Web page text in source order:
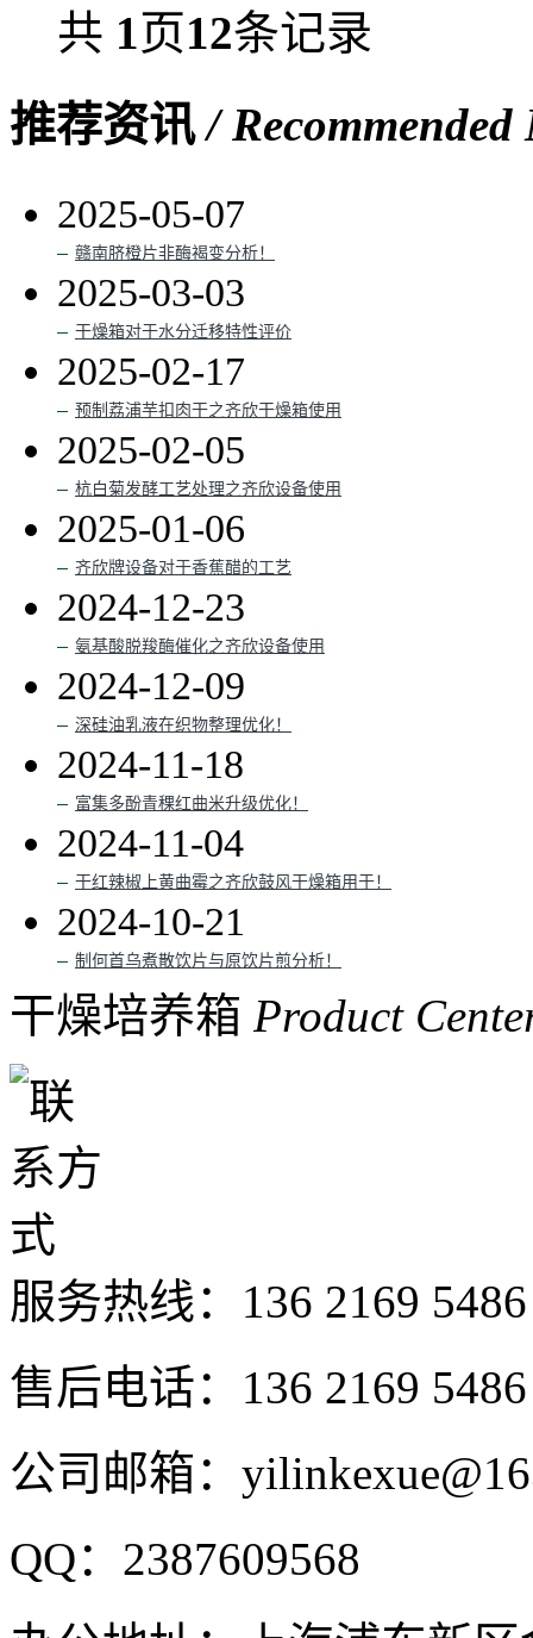
共 1页12条记录
推荐资讯/ Recommended
2025-05-07
赣南脐橙片非酶褐变分析！
2025-03-03
干燥箱对于水分迁移特性评价
2025-02-17
预制荔浦芋扣肉干之齐欣干燥箱使用
2025-02-05
杭白菊发酵工艺处理之齐欣设备使用
2025-01-06
齐欣牌设备对于香蕉醋的工艺
2024-12-23
氨基酸脱羧酶催化之齐欣设备使用
2024-12-09
深硅油乳液在织物整理优化！
2024-11-18
富集多酚青稞红曲米升级优化！
2024-11-04
干红辣椒上黄曲霉之齐欣鼓风干燥箱用于！
2024-10-21
制何首乌煮散饮片与原饮片煎分析！
干燥培养箱 Product
服务热线： 136 2169 5486
售后电话：136 2169 5486
公司邮箱：
QQ：2387609568